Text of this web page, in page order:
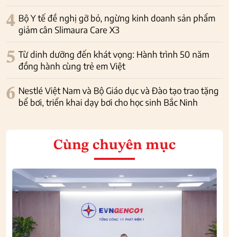
4 Bộ Y tế đề nghị gỡ bỏ, ngừng kinh doanh sản phẩm
giảm cân Slimaura Care X3
5 Từ dinh dưỡng đến khát vọng: Hành trình 50 năm
đồng hành cùng trẻ em Việt
6 Nestlé Việt Nam và Bộ Giáo dục và Đào tạo trao tặng
bể bơi, triển khai dạy bơi cho học sinh Bắc Ninh
Cùng chuyên mục